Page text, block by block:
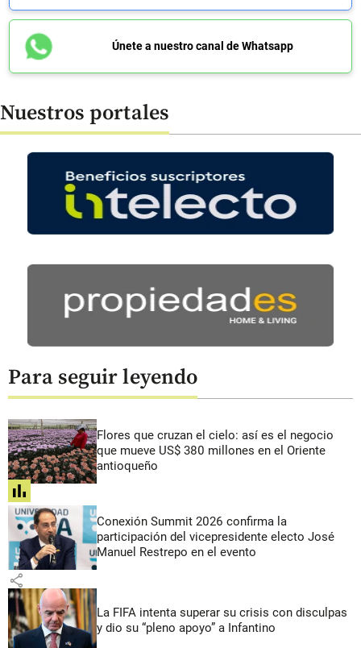
Únete a nuestro canal de Whatsapp
Nuestros portales
Para seguir leyendo
Flores que cruzan el cielo: así es el negocio
que mueve US$ 380 millones en el Oriente
antioqueño
share
Conexión Summit 2026 confirma la
participación del vicepresidente electo José
Manuel Restrepo en el evento
share
La FIFA intenta superar su crisis con disculpas
y dio su “pleno apoyo” a Infantino